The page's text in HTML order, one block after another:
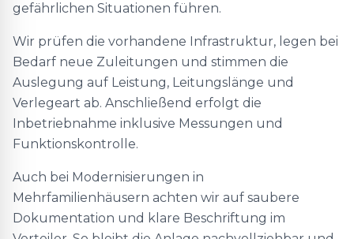
gefährlichen Situationen führen.
Wir prüfen die vorhandene Infrastruktur, legen bei
Bedarf neue Zuleitungen und stimmen die
Auslegung auf Leistung, Leitungslänge und
Verlegeart ab. Anschließend erfolgt die
Inbetriebnahme inklusive Messungen und
Funktionskontrolle.
Auch bei Modernisierungen in
Mehrfamilienhäusern achten wir auf saubere
Dokumentation und klare Beschriftung im